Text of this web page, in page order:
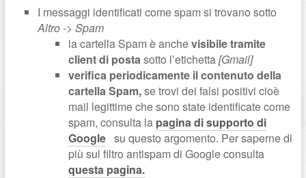
I messaggi identificati come spam si trovano sotto
Altro-> Spam
la cartella Spam è anchevisibile tramite
client di posta sotto l’etichetta[Gmail]
verifica periodicamente il contenuto della
cartella Spam,se trovi dei falsi positivi cioè
mail legittime che sono state identificate come
spam, consulta la pagina di supporto di
Googlesu questo argomento. Per saperne di
più sul filtro antispam di Google consulta
questa pagina.